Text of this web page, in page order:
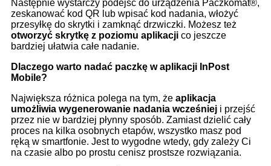
Następnie wystarczy podejść do urządzenia Paczkomat®,
zeskanować kod QR lub wpisać kod nadania, włożyć
przesyłkę do skrytki i zamknąć drzwiczki. Możesz też
otworzyć skrytkę z poziomu aplikacji co jeszcze
bardziej ułatwia całe nadanie.
Dlaczego warto nadać paczkę w aplikacji InPost
Mobile?
Największa różnica polega na tym, że aplikacja
umożliwia wygenerowanie nadania wcześniej i przejść
przez nie w bardziej płynny sposób. Zamiast dzielić cały
proces na kilka osobnych etapów, wszystko masz pod
ręką w smartfonie. Jest to wygodne wtedy, gdy zależy Ci
na czasie albo po prostu cenisz prostsze rozwiązania.